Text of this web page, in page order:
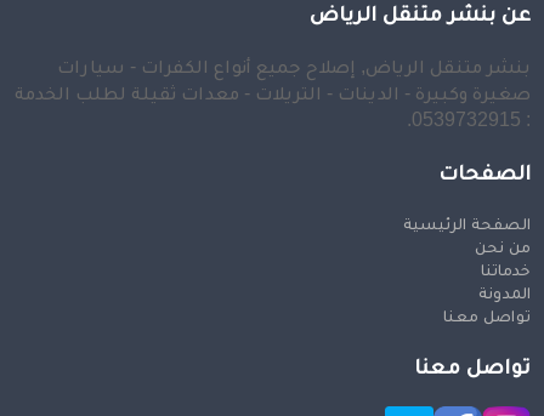
عن بنشر متنقل الرياض
بنشر متنقل الرياض, إصلاح جميع أنواع الكفرات - سيارات
صغيرة وكبيرة - الدينات - التريلات - معدات ثقيلة لطلب الخدمة
: 0539732915.
الصفحات
الصفحة الرئيسية
من نحن
خدماتنا
المدونة
تواصل معنا
تواصل معنا